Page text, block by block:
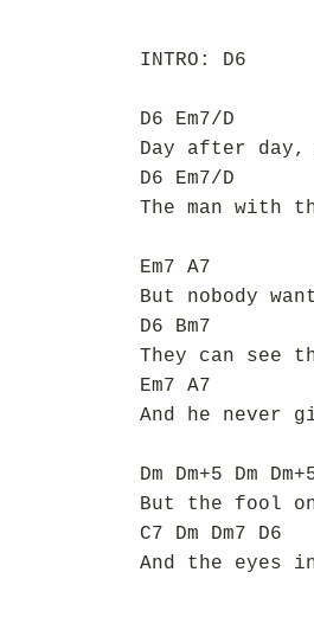
INTRO: D6
D6 Em7/D
Day after
D6 Em7/D
The man
Em7 A7
But nobody
D6 Bm7
They can see
Em7 A7
And he never
Dm Dm+5 Dm
But the fool
C7 Dm Dm7 D6
And the eyes